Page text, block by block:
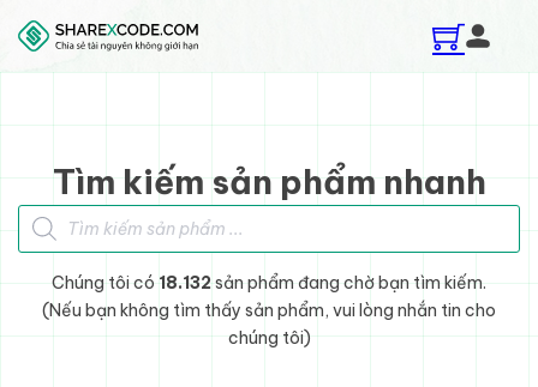
Skip to main content
Skip to footer
Tìm kiếm sản phẩm nhanh
Tìm kiếm sản phẩm
Chúng tôi có 18.132sản phẩm đang chờ bạn tìm kiếm.
(Nếu bạn không tìm thấy sản phẩm, vui lòng nhắn tin cho
chúng tôi)